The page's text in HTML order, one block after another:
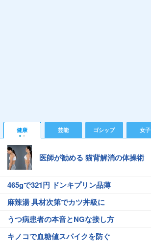
健康 芸能 ゴシップ 女子
医師が勧める 猫背解消の体操術
465gで321円 ドンキプリン品薄
麻辣湯 具材次第でカツ丼級に
うつ病患者の本音とNGな接し方
キノコで血糖値スパイクを防ぐ